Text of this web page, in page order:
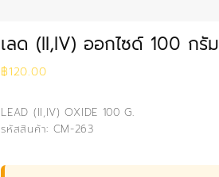
เลด (II,IV) ออกไซด์ 100 กรัม
฿120.00
LEAD (II,IV) OXIDE 100 G.
รหัสสินค้า: CM-263